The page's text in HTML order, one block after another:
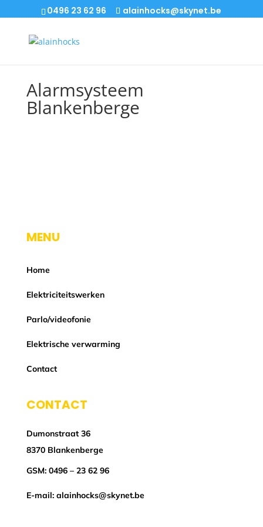
0496 23 62 96 alainhocks@skynet.be
Alarmsysteem
Blankenberge
MENU
Home
Elektriciteitswerken
Parlo/videofonie
Elektrische verwarming
Contact
CONTACT
Dumonstraat 36
8370 Blankenberge
GSM: 0496 – 23 62 96
E-mail: alainhocks@skynet.be